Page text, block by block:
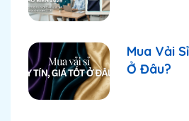
Mua Vải
Ở Đâu?